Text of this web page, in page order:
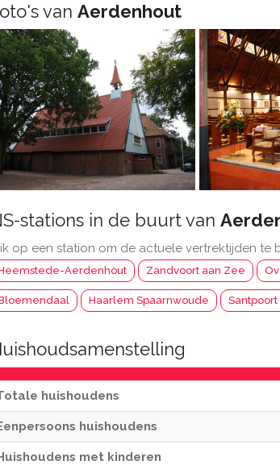
van Aerdenhout
stations in de buurt van
op een station om de actuele vertrektijden te
Aerdenhout Zandvoort aan Zee
Haarlem Spaarnwoude
huishoudens
huishoudens
met kinderen